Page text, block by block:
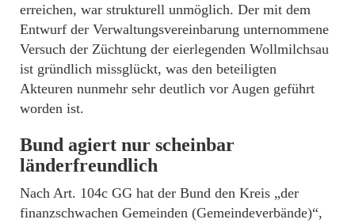
erreichen, war strukturell unmöglich. Der mit dem
Entwurf der Verwaltungsvereinbarung unternommene
Versuch der Züchtung der eierlegenden Wollmilchsau
ist gründlich missglückt, was den beteiligten
Akteuren nunmehr sehr deutlich vor Augen geführt
worden ist.
Bund agiert nur scheinbar
länderfreundlich
Nach Art. 104c GG hat der Bund den Kreis „der
finanzschwachen Gemeinden (Gemeindeverbände)“,